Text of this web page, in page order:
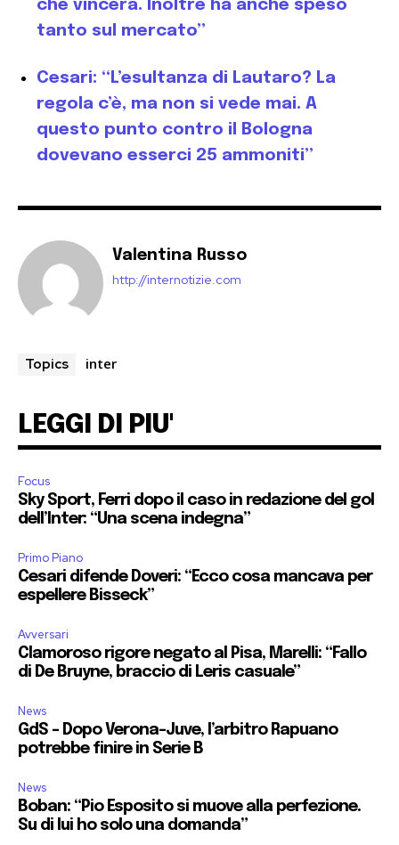
che vincerà. Inoltre ha anche speso
tanto sul mercato”
Cesari: “L’esultanza di Lautaro? La
regola c’è, ma non si vede mai. A
questo punto contro il Bologna
dovevano esserci 25 ammoniti”
Valentina Russo
http://internotizie.com
Topics inter
LEGGI DI PIU'
Focus
Sky Sport, Ferri dopo il caso in redazione del gol
dell’Inter: “Una scena indegna”
Primo Piano
Cesari difende Doveri: “Ecco cosa mancava per
espellere Bisseck”
Avversari
Clamoroso rigore negato al Pisa, Marelli: “Fallo
di De Bruyne, braccio di Leris casuale”
News
GdS – Dopo Verona-Juve, l’arbitro Rapuano
potrebbe finire in Serie B
News
Boban: “Pio Esposito si muove alla perfezione.
Su di lui ho solo una domanda”